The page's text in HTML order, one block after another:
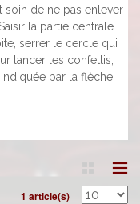
soin de ne pas enlever
la partie centrale
serrer le cercle qui
lancer les confettis,
par la flèche.
1 article(s)